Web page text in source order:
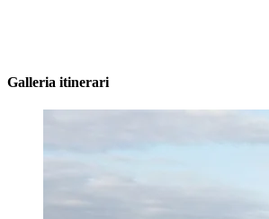
Galleria itinerari